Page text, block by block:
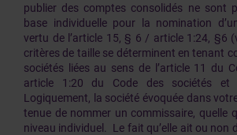
publier des comptes consolidés ne sont
base individuelle pour la nomination
vertu de l’article 15, § 6 / article 1:24, §6
critères de taille se déterminent en tenant
sociétés liées au sens de l’article 11 du
article 1:20 du Code des sociétés et
Logiquement, la société évoquée dans
tenue de nommer un commissaire, quelle
niveau individuel. Le fait qu’elle ait ou non